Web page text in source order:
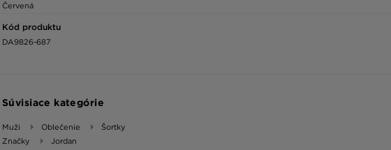
Červená
Kód produktu
DA9826-687
Súvisiace kategórie
Muži Oblečenie
Šortky
Značky
Jordan